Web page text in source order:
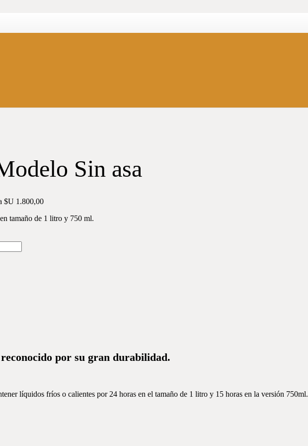
Sin asa
$U 1.800,00
tamaño de 1 litro y 750 ml.
por su gran durabilidad.
líquidos fríos o calientes por 24 horas en el tamaño de 1 litro y 15 horas en la versión 750ml.